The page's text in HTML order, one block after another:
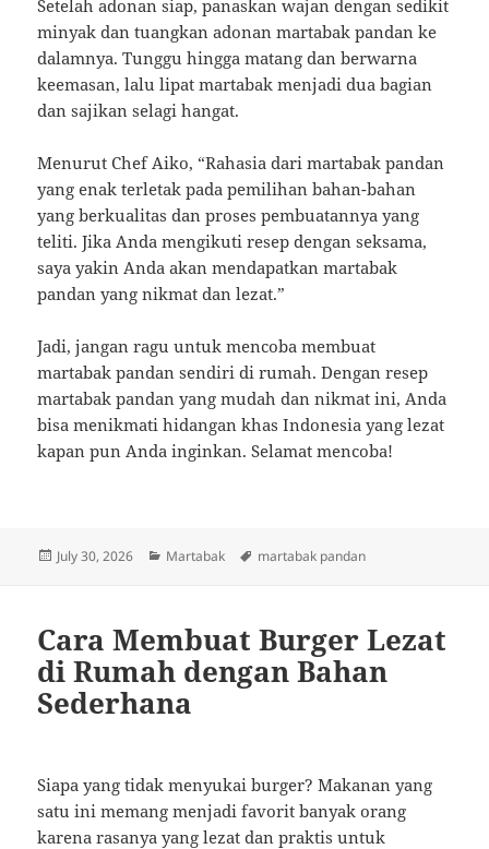
Setelah adonan siap, panaskan wajan dengan sedikit
minyak dan tuangkan adonan martabak pandan ke
dalamnya. Tunggu hingga matang dan berwarna
keemasan, lalu lipat martabak menjadi dua bagian
dan sajikan selagi hangat.
Menurut Chef Aiko, “Rahasia dari martabak pandan
yang enak terletak pada pemilihan bahan-bahan
yang berkualitas dan proses pembuatannya yang
teliti. Jika Anda mengikuti resep dengan seksama,
saya yakin Anda akan mendapatkan martabak
pandan yang nikmat dan lezat.”
Jadi, jangan ragu untuk mencoba membuat
martabak pandan sendiri di rumah. Dengan resep
martabak pandan yang mudah dan nikmat ini, Anda
bisa menikmati hidangan khas Indonesia yang lezat
kapan pun Anda inginkan. Selamat mencoba!
Posted
July 30, 2026 Categories
Martabak Tags
martabak pandan
Cara Membuat Burger Lezat
di Rumah dengan Bahan
Sederhana
Siapa yang tidak menyukai burger? Makanan yang
satu ini memang menjadi favorit banyak orang
karena rasanya yang lezat dan praktis untuk